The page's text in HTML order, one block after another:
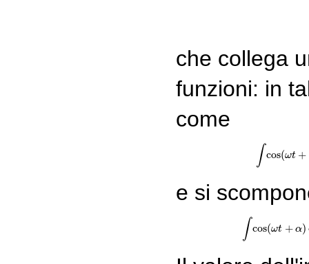
che collega
funzioni: in
come
∫ cos(ωt +
e si
∫ cos(ωt + α)
∫